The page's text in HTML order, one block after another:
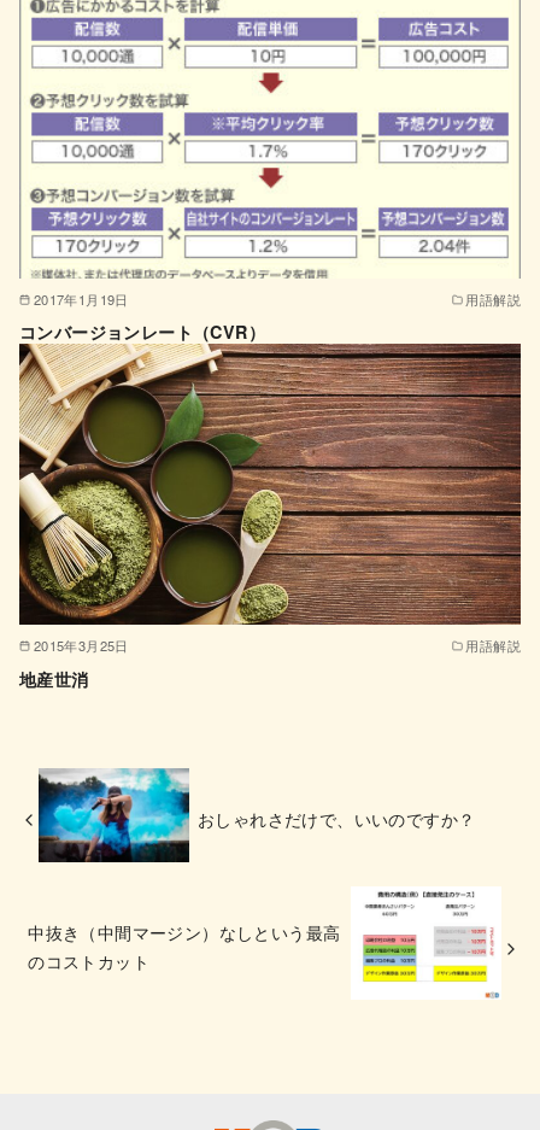
2017年1月19日 用語解説
コンバージョンレート（CVR）
2015年3月25日 用語解説
地産世消
おしゃれさだけで、いいのですか？
中抜き（中間マージン）なしという最高
のコストカット